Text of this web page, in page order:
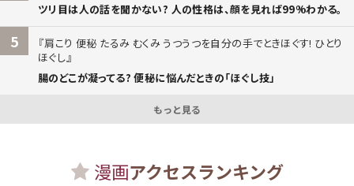
ツリ目は人の話を聞かない? 人の性格は、顔を見れば99%わかる。
5
肩こり 便秘 たるみ むくみ うつうつを自分の手でときほぐす! ひとり
ほぐし
腸のどこが凝ってる? 便秘に悩んだときの「ほぐし技」
もっと見る
漫画アクセスランキング